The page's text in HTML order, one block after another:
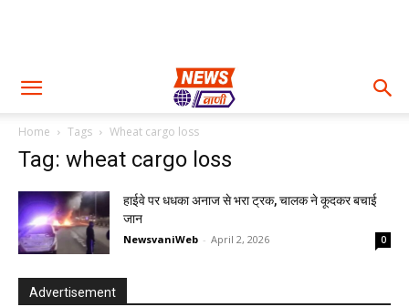
Home Tags Wheat cargo loss
Tag: wheat cargo loss
हाईवे पर धधका अनाज से भरा ट्रक, चालक ने कूदकर बचाई
जान
NewsvaniWeb - April 2, 2026 0
Advertisement